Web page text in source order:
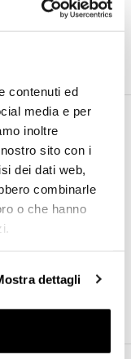
contenuti ed
media e per
inoltre
sito con i
dei dati web,
combinarle
o che hanno
dettagli